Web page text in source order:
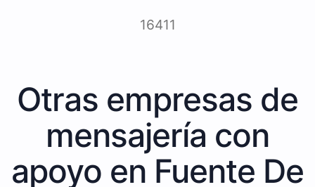
16411
Otras empresas de
mensajería con
apoyo en Fuente De